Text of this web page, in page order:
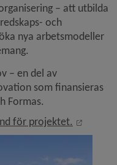
– att utbilda
och
nya arbetsmodeller
– en del av
som finansieras
Formas.
för projektet.